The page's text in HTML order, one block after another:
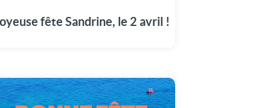
fête Sandrine, le 2 avril !